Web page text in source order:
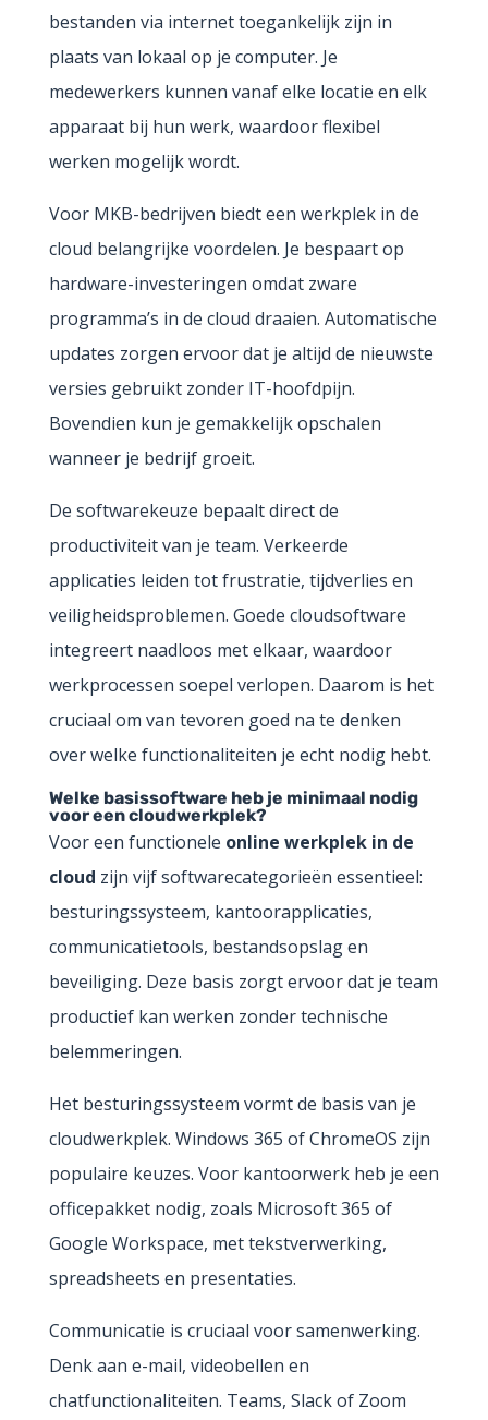
bestanden via internet toegankelijk zijn in
plaats van lokaal op je computer. Je
medewerkers kunnen vanaf elke locatie en elk
apparaat bij hun werk, waardoor flexibel
werken mogelijk wordt.
Voor MKB-bedrijven biedt een werkplek in de
cloud belangrijke voordelen. Je bespaart op
hardware-investeringen omdat zware
programma’s in de cloud draaien. Automatische
updates zorgen ervoor dat je altijd de nieuwste
versies gebruikt zonder IT-hoofdpijn.
Bovendien kun je gemakkelijk opschalen
wanneer je bedrijf groeit.
De softwarekeuze bepaalt direct de
productiviteit van je team. Verkeerde
applicaties leiden tot frustratie, tijdverlies en
veiligheidsproblemen. Goede cloudsoftware
integreert naadloos met elkaar, waardoor
werkprocessen soepel verlopen. Daarom is het
cruciaal om van tevoren goed na te denken
over welke functionaliteiten je echt nodig hebt.
Welke basissoftware heb je minimaal nodig
voor een cloudwerkplek?
Voor een functionele online werkplek in de
cloud zijn vijf softwarecategorieën essentieel:
besturingssysteem, kantoorapplicaties,
communicatietools, bestandsopslag en
beveiliging. Deze basis zorgt ervoor dat je team
productief kan werken zonder technische
belemmeringen.
Het besturingssysteem vormt de basis van je
cloudwerkplek. Windows 365 of ChromeOS zijn
populaire keuzes. Voor kantoorwerk heb je een
officepakket nodig, zoals Microsoft 365 of
Google Workspace, met tekstverwerking,
spreadsheets en presentaties.
Communicatie is cruciaal voor samenwerking.
Denk aan e-mail, videobellen en
chatfunctionaliteiten. Teams, Slack of Zoom